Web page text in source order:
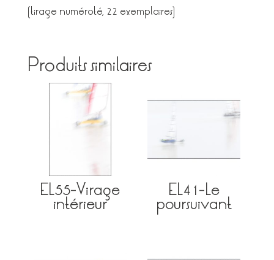
(tirage numéroté, 22 exemplaires)
Produits similaires
EL55-Virage
intérieur
EL41-Le
poursuivant